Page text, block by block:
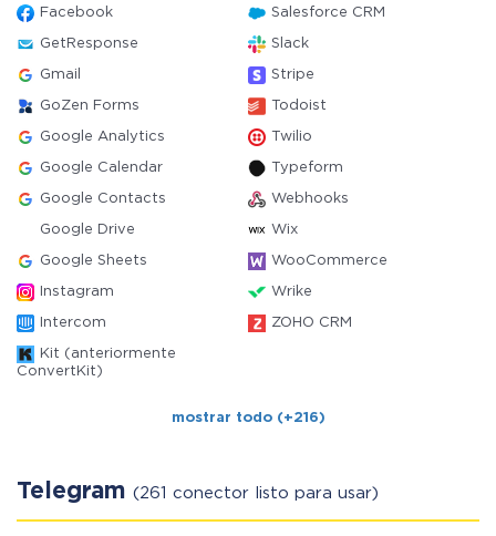
Facebook Salesforce CRM
GetResponse Slack
Gmail Stripe
GoZen Forms Todoist
Google Analytics Twilio
Google Calendar Typeform
Google Contacts Webhooks
Google Drive Wix
Google Sheets WooCommerce
Instagram Wrike
Intercom ZOHO CRM
Kit (anteriormente
ConvertKit)
mostrar todo (+216)
Telegram (261 conector listo para usar)